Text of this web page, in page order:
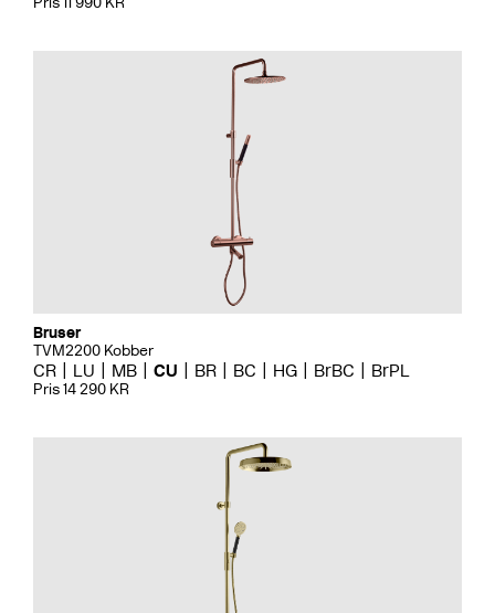
Bruser
TVM2200 Kobber
CR LU MB CU BR BC HG BrBC BrPL
Pris 14 290 KR